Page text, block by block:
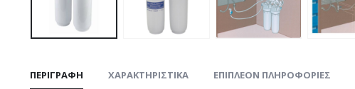
ΠΕΡΙΓΡΑΦΉ ΧΑΡΑΚΤΗΡΙΣΤΙΚΑ ΕΠΙΠΛΈΟΝ ΠΛΗΡΟΦΟΡΊΕΣ